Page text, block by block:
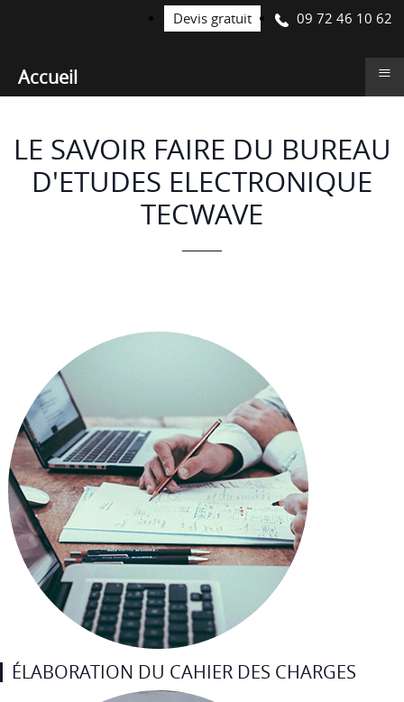
Devis gratuit 09 72 46 10 62
Accueil ≡
LE SAVOIR FAIRE DU BUREAU
D'ETUDES ELECTRONIQUE
TECWAVE
ÉLABORATION DU CAHIER DES CHARGES